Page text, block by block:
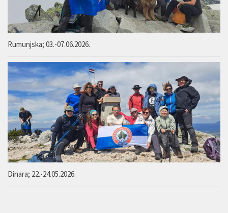
Rumunjska; 03.-07.06.2026.
Dinara; 22.-24.05.2026.